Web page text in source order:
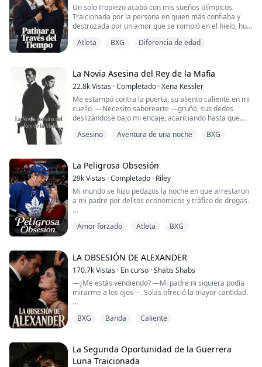
Un solo tropiezo acabó con mis sueños olímpicos.
Traicionada por la persona en quien más confiaba y
destrozada por un amor que se rompió en el hielo, huí
No solo aparecieron en el campus mi ex y su nueva y
reluciente prometida, sino también Lukas—misterioso,
elegante, y con unos ojos que veían a través de mí.
Nuestra...
Atleta BXG Diferencia de edad
La Novia Asesina del Rey de la Mafia
22.8kVistas ·Completado ·Xena Kessler
Me estampó contra la puerta, su aliento caliente en mi
cuello. —Necesito saborearte —gruñó, sus dedos
deslizándose bajo mi encaje, acariciando hasta que
Gimoteé—. Tortúrame, haz que me derrita por ti.
—Suplicá más fuerte —exigió. Al incorporarse, se
hundió hondo, nuestros cuerpos resbaladi...
Asesino Aventura de una noche BXG
La Peligrosa Obsesión
29kVistas ·Completado · Riley
Mi mundo se hizo pedazos la noche en que arrestaron
a mi padre por delitos económicos y tráfico de drogas.
desplomó por un infarto. Mi hermano Noah dejó la
En la escuela, pasé de ser la primera bailarina a
convertirme en una paria de la noche a la mañana. La
chica q...
Amor forzado Atleta BXG
LA OBSESIÓN DE ALEXANDER
170.7kVistas · En curso ·Shabs Shabs
—¿Me estás vendiendo? —Mi padre ni siquiera podía
mirarme a los ojos—. Solas ofreció la mayor cantidad.
agarró, su gran mano apretando posesivamente mi
—Ella es mía —gruñó Alexander—. Soy el único que
puede abrirle las piernas.
BXG Banda Caliente
La Segunda Oportunidad de la Guerrera
Luna Traicionada